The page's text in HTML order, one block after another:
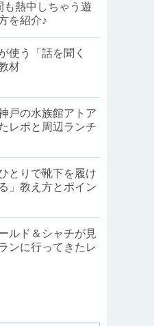
も熱中しちゃう遊
を紹介♪
使う「話を聞く
材
戸の水族館アトア
レポと周辺ランチ
とりで靴下を履け
」教え方とポイン
ルド＆シャチが見
ンに行ってきたレ